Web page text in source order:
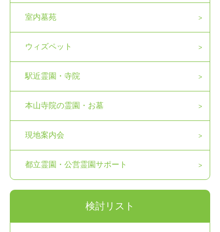
室内墓苑
ウィズペット
駅近霊園・寺院
本山寺院の霊園・お墓
現地案内会
都立霊園・公営霊園サポート
検討リスト